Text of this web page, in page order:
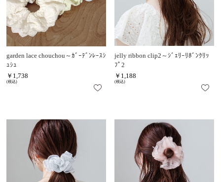
garden lace chouchou～ｶﾞｰﾃﾞﾝﾚｰｽｼ
ｭｼｭ
￥1,738
(税込)
jelly ribbon clip2～ｼﾞｪﾘｰﾘﾎﾞﾝｸﾘｯ
ﾌﾟ2
￥1,188
(税込)